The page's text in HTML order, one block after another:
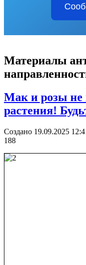
Материалы
Мак и розы не
растения!
Создано 19.09.2025
188